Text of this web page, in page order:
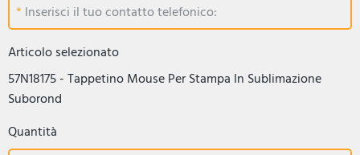
Inserisci il tuo contatto telefonico:
Articolo selezionato
57N18175 - Tappetino Mouse Per Stampa In Sublimazione
Suborond
Quantità